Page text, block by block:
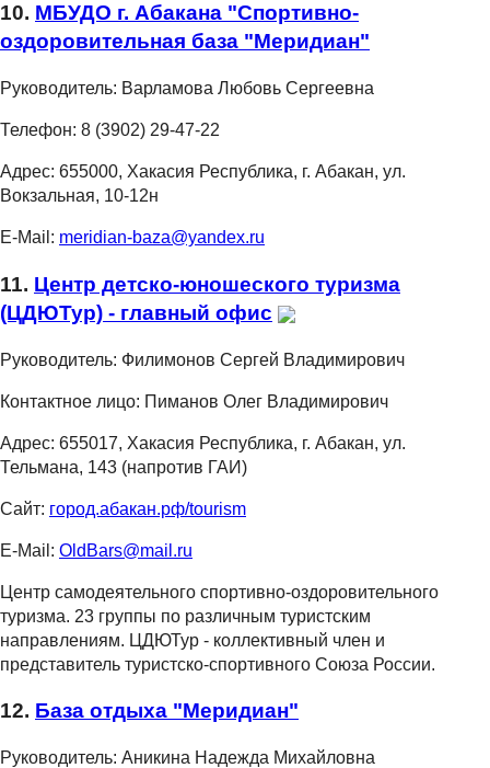
10. МБУДО г. Абакана "Спортивно-
оздоровительная база "Меридиан"
Руководитель: Варламова Любовь Сергеевна
Телефон: 8 (3902) 29-47-22
Адрес: 655000, Хакасия Республика, г. Абакан, ул.
Вокзальная, 10-12н
E-Mail: meridian-baza@yandex.ru
11. Центр детско-юношеского туризма
(ЦДЮТур) - главный офис
Руководитель: Филимонов Сергей Владимирович
Контактное лицо: Пиманов Олег Владимирович
Адрес: 655017, Хакасия Республика, г. Абакан, ул.
Тельмана, 143 (напротив ГАИ)
Сайт: город.абакан.рф/tourism
E-Mail: OldBars@mail.ru
Центр самодеятельного спортивно-оздоровительного
туризма. 23 группы по различным туристским
направлениям. ЦДЮТур - коллективный член и
представитель туристско-спортивного Союза России.
12. База отдыха "Меридиан"
Руководитель: Аникина Надежда Михайловна